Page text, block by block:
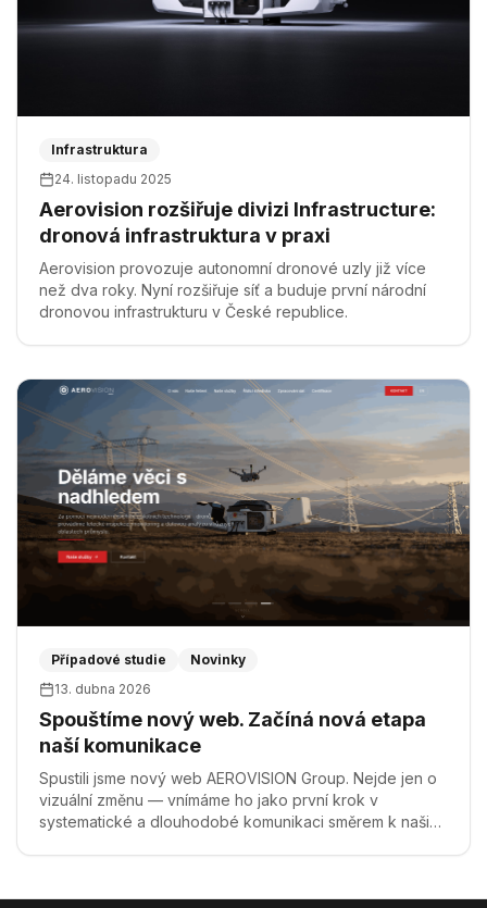
Infrastruktura
24. listopadu 2025
Aerovision rozšiřuje divizi Infrastructure:
dronová infrastruktura v praxi
Aerovision provozuje autonomní dronové uzly již více
než dva roky. Nyní rozšiřuje síť a buduje první národní
dronovou infrastrukturu v České republice.
Případové studie
Novinky
13. dubna 2026
Spouštíme nový web. Začíná nová etapa
naší komunikace
Spustili jsme nový web AEROVISION Group. Nejde jen o
vizuální změnu — vnímáme ho jako první krok v
systematické a dlouhodobé komunikaci směrem k našim